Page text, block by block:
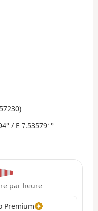
/ E 7.535791°
par heure
Premium